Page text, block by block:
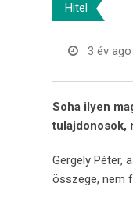
Hitel
3 év ago
Soha ilyen
tulajdonosok,
Gergely Péter,
összege, nem